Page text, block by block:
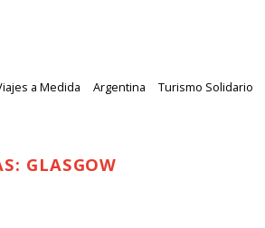
a Medida Argentina Turismo Solidario
GLASGOW